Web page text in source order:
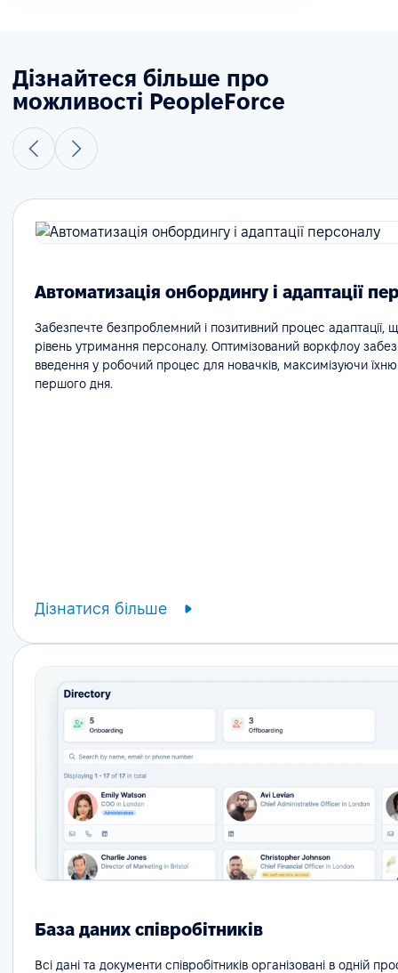
Дізнайтеся більше про
можливості PeopleForce
Автоматизація онбордингу і адаптації
Забезпечте безпроблемний і позитивний процес адаптації,
рівень утримання персоналу. Оптимізований воркфлоу
введення у робочий процес для новачків, максимізуючи їхню
першого дня.
Дізнатися більше
База даних співробітників
Всі дані та документи співробітників організовані в одній